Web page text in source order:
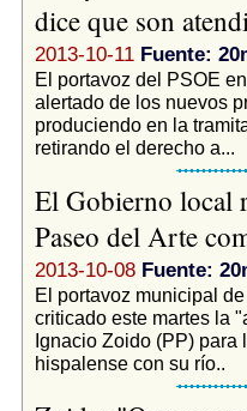
dice que son
2013-10-11 Fuente:
El portavoz del PSOE
alertado de los nuevos
produciendo en la
retirando el derecho a...
El Gobierno local
Paseo del Arte
2013-10-08 Fuente:
El portavoz municipal
criticado este martes la
Ignacio Zoido (PP)
hispalense con su río..